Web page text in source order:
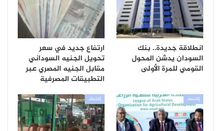
انطلاقة جديدة.. بنك
السودان يدشن المحول
القومي للمرة الأولى
ارتفاع جديد في سعر
تحويل الجنيه السوداني
مقابل الجنيه المصري عبر
التطبيقات المصرفية
إقتصاد إقتصاد